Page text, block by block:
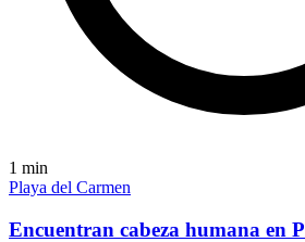
1 min
Playa del Carmen
Encuentran cabeza humana en